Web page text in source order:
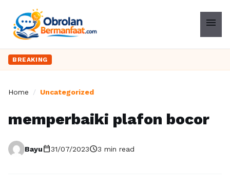
menu
BREAKING
Home / Uncategorized
memperbaiki plafon bocor
Bayucalendar_today31/07/2023schedule3 min read